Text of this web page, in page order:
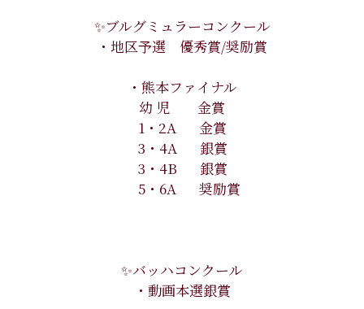
✨ブルグミュラーコンクール
・地区予選 優秀賞/奨励賞
・熊本ファイナル
幼 児 金賞
1・2A 金賞
3・4A 銀賞
3・4B 銀賞
5・6A 奨励賞
✨バッハコンクール
・動画本選銀賞